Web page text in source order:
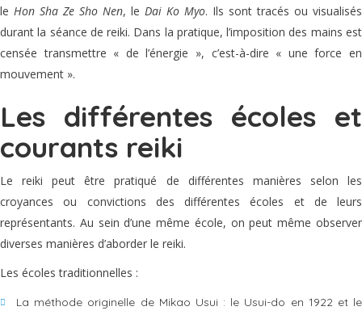
le Hon Sha Ze Sho Nen, le Dai Ko Myo. Ils sont tracés ou visualisés
durant la séance de reiki. Dans la pratique, l’imposition des mains est
censée transmettre « de l’énergie », c’est-à-dire « une force en
mouvement ».
Les différentes écoles et
courants reiki
Le reiki peut être pratiqué de différentes manières selon les
croyances ou convictions des différentes écoles et de leurs
représentants. Au sein d’une même école, on peut même observer
diverses manières d’aborder le reiki.
Les écoles traditionnelles :
La méthode originelle de Mikao Usui : le Usui-do en 1922 et le